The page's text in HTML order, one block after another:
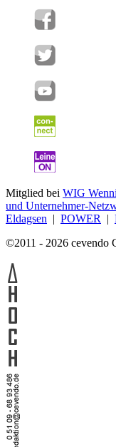
Mitglied bei WIG
und Unternehmer-
Eldagsen | POWER |
©2011 - 2026 cevendo